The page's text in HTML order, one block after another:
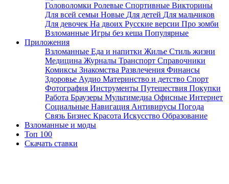
Головоломки Ролевые Спортивные Викторины
Для всей семьи Новые Для детей Для мальчиков
Для девочек На двоих Русские версии Про зомби
Взломанные Игры без кеша Популярные
Приложения
Взломанные Еда и напитки Жилье Стиль жизни
Медицина Журналы Транспорт Справочники
Комиксы Знакомства Развлечения Финансы
Здоровье Аудио Материнство и детство Спорт
Фотография Инструменты Путешествия Покупки
Работа Браузеры Мультимедиа Офисные Интернет
Социальные Навигация Антивирусы Погода
Связь Бизнес Красота Искусство Образование
Взломанные и моды
Топ 100
Скачать ставки